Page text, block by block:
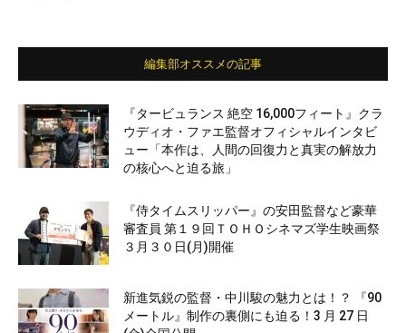
編集部オススメの記事
『タービュランス 絶空 16,000フィート』クラ
ウディオ・ファエ監督オフィシャルインタビ
ュー「本作は、人間の回復力と真実の解放力
の核心へと迫る旅」
『侍タイムスリッパー』の安田監督など豪華
審査員 第１９回ＴＯＨＯシネマズ学生映画祭
３月３０日(月)開催
新進気鋭の監督・中川駿の魅力とは！？ 『90
メートル』制作の裏側にも迫る！3 月 27 日